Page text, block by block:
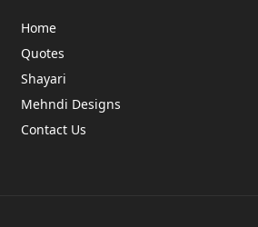
Home
Quotes
Shayari
Mehndi Designs
Contact Us